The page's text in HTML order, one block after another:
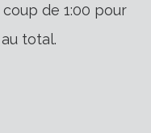
de 1:00 pour
total.